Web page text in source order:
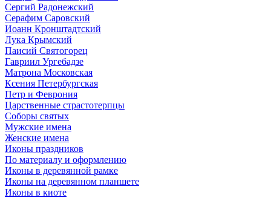
Сергий Радонежский
Серафим Саровский
Иоанн Кронштадтский
Лука Крымский
Паисий Святогорец
Гавриил Ургебадзе
Матрона Московская
Ксения Петербургская
Петр и Феврония
Царственные страстотерпцы
Соборы святых
Мужские имена
Женские имена
Иконы праздников
По материалу и оформлению
Иконы в деревянной рамке
Иконы на деревянном планшете
Иконы в киоте